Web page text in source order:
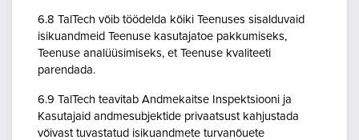
6.8 TalTech võib töödelda kõiki Teenuses sisalduvaid
isikuandmeid Teenuse kasutajatoe pakkumiseks,
Teenuse analüüsimiseks, et Teenuse kvaliteeti
parendada.
6.9 TalTech teavitab Andmekaitse Inspektsiooni ja
Kasutajaid andmesubjektide privaatsust kahjustada
võivast tuvastatud isikuandmete turvanõuete